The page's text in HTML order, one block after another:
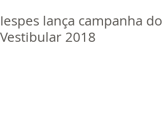
Trabalhe Conosco
Iespes lança campanha do
Vestibular 2018